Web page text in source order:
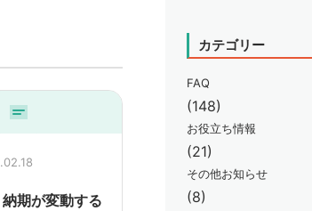
納期が変動する
カテゴリー
FAQ
(148)
お役立ち情報
(21)
その他お知らせ
(8)